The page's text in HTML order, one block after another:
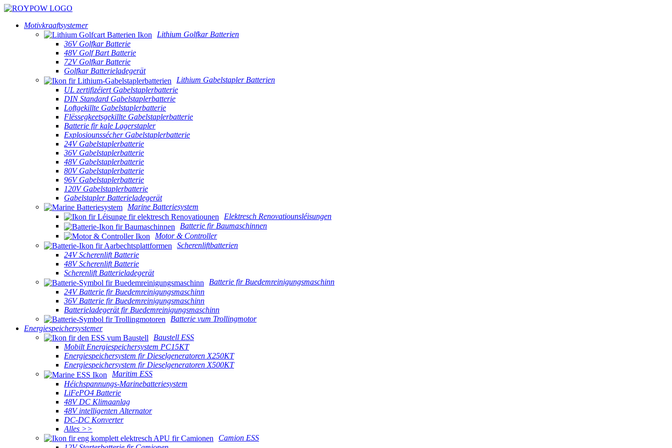
Motivkraaftsystemer
Lithium Golfkar Batterien
36V Golfkar Batterie
48V Golf Bart Batterie
72V Golfkar Batterie
Golfkar Batterieladegerät
Lithium Gabelstapler Batterien
UL zertifizéiert Gabelstaplerbatterie
DIN Standard Gabelstaplerbatterie
Loftgekillte Gabelstaplerbatterie
Flëssegkeetsgekillte Gabelstaplerbatterie
Batterie fir kale Lagerstapler
Explosiounssécher Gabelstaplerbatterie
24V Gabelstaplerbatterie
36V Gabelstaplerbatterie
48V Gabelstaplerbatterie
80V Gabelstaplerbatterie
96V Gabelstaplerbatterie
120V Gabelstaplerbatterie
Gabelstapler Batterieladegerät
Marine Batteriesystem
Elektresch Renovatiounsléisungen
Batterie fir Baumaschinnen
Motor & Controller
Scherenliftbatterien
24V Scherenlift Batterie
48V Scherenlift Batterie
Scherenlift Batterieladegerät
Batterie fir Buedemreinigungsmaschinn
24V Batterie fir Buedemreinigungsmaschinn
36V Batterie fir Buedemreinigungsmaschinn
Batterieladegerät fir Buedemreinigungsmaschinn
Batterie vum Trollingmotor
Energiespeichersystemer
Baustell ESS
Mobilt Energiespeichersystem PC15KT
Energiespeichersystem fir Dieselgeneratoren X250KT
Energiespeichersystem fir Dieselgeneratoren X500KT
Maritim ESS
Héichspannungs-Marinebatteriesystem
LiFePO4 Batterie
48V DC Klimaanlag
48V intelligenten Alternator
DC-DC Konverter
Alles >>
Camion ESS